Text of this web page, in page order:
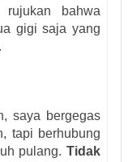
bahwa
gigi saja yang
saya bergegas
tapi berhubung
pulang. Tidak